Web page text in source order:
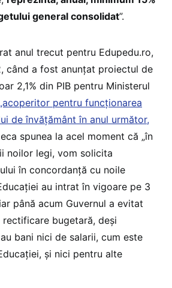
general consolidat”.
anul trecut pentru Edupedu.ro,
când a fost anunțat proiectul de
2,1% din PIB pentru Ministerul
pentru funcționarea
de învățământ în anul următor,
spunea la acel moment că „în
noilor legi, vom solicita
în concordanță cu noile
au intrat în vigoare pe 3
până acum Guvernul a evitat
bugetară, deși
bani nici de salarii, cum este
și nici pentru alte